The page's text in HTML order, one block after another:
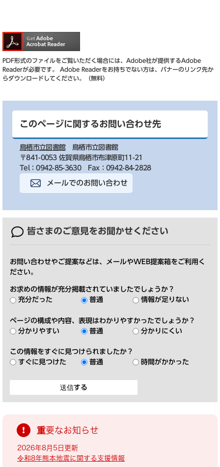
PDF形式のファイルをご覧いただく場合には、Adobe社が提供するAdobe
Readerが必要です。
Adobe Readerをお持ちでない方は、バナーのリンク先か
らダウンロードしてください。（無料）
このページに関するお問い合わせ先
鳥栖市立図書館
鳥栖市立図書館
〒841-0053 佐賀県鳥栖市布津原町11-21
Tel：0942-85-3630
Fax：0942-84-2828
メールでのお問い合わせ
皆さまのご意見をお聞かせください
お問い合わせやご提案などは、メールやWEB提案箱をご利用く
ださい。
お求めの情報が充分掲載されていましたでしょうか？
充分だった
普通 情報が足りない
ページの構成や内容、表現はわかりやすかったでしょうか？
分かりやすい
普通 分かりにくい
この情報をすぐに見つけられましたか？
すぐに見つけた
普通 時間がかかった
重要なお知らせ
2026年8月5日更新
令和8年熊本地震に関する支援情報